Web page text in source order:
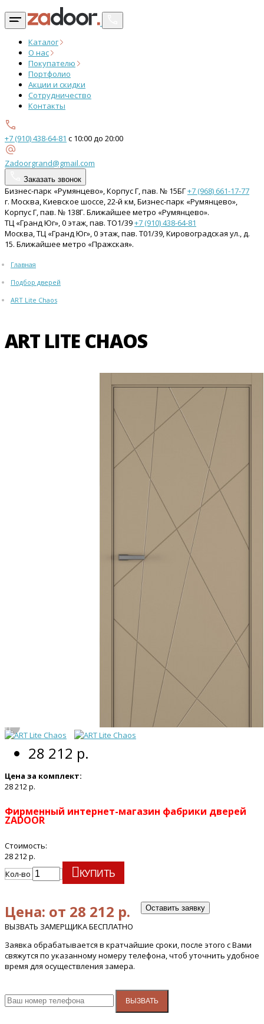
Каталог
О нас
Покупателю
Портфолио
Акции и скидки
Сотрудничество
Контакты
+7 (910) 438-64-81 с 10:00 до 20:00
Zadoorgrand@gmail.com
Заказать звонок
Бизнес-парк «Румянцево», Корпус Г, пав. № 15БГ+7 (968) 661-17-77
г. Москва, Киевское шоссе, 22-й км, Бизнес-парк «Румянцево»,
Корпус Г, пав. № 138Г. Ближайшее метро «Румянцево».
ТЦ «Гранд Юг», 0 этаж, пав. ТО1/39+7 (910) 438-64-81
Москва, ТЦ «Гранд Юг», 0 этаж, пав. Т01/39, Кировоградская ул., д.
15. Ближайшее метро «Пражская».
Главная
Подбор дверей
ART Lite Chaos
ART LITE CHAOS
28 212 р.
Цена за комплект:
28 212 р.
Фирменный интернет-магазин фабрики дверей
ZADOOR
Стоимость:
28 212 р.
Кол-во
КУПИТЬ
Цена: от 28 212 р. Оставить заявку
ВЫЗВАТЬ ЗАМЕРЩИКА БЕСПЛАТНО
Заявка обрабатывается в кратчайшие сроки, после этого с Вами
свяжутся по указанному номеру телефона, чтоб уточнить удобное
время для осуществления замера.
ВЫЗВАТЬ